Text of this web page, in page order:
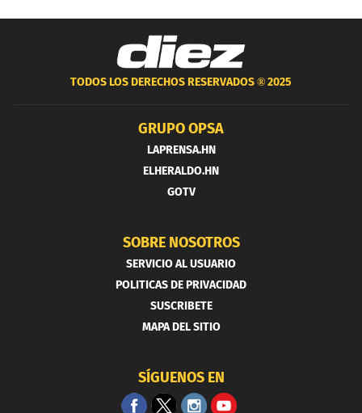
TODOS LOS DERECHOS RESERVADOS ®2025
GRUPO OPSA
LAPRENSA.HN
ELHERALDO.HN
GOTV
SOBRE NOSOTROS
SERVICIO AL USUARIO
POLITICAS DE PRIVACIDAD
SUSCRIBETE
MAPA DEL SITIO
SÍGUENOS EN